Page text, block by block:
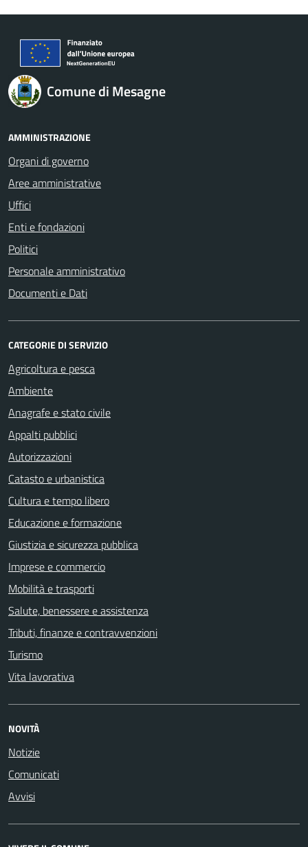
Comune di Mesagne
AMMINISTRAZIONE
Organi di governo
Aree amministrative
Uffici
Enti e fondazioni
Politici
Personale amministrativo
Documenti e Dati
CATEGORIE DI SERVIZIO
Agricoltura e pesca
Ambiente
Anagrafe e stato civile
Appalti pubblici
Autorizzazioni
Catasto e urbanistica
Cultura e tempo libero
Educazione e formazione
Giustizia e sicurezza pubblica
Imprese e commercio
Mobilità e trasporti
Salute, benessere e assistenza
Tributi, finanze e contravvenzioni
Turismo
Vita lavorativa
NOVITÀ
Notizie
Comunicati
Avvisi